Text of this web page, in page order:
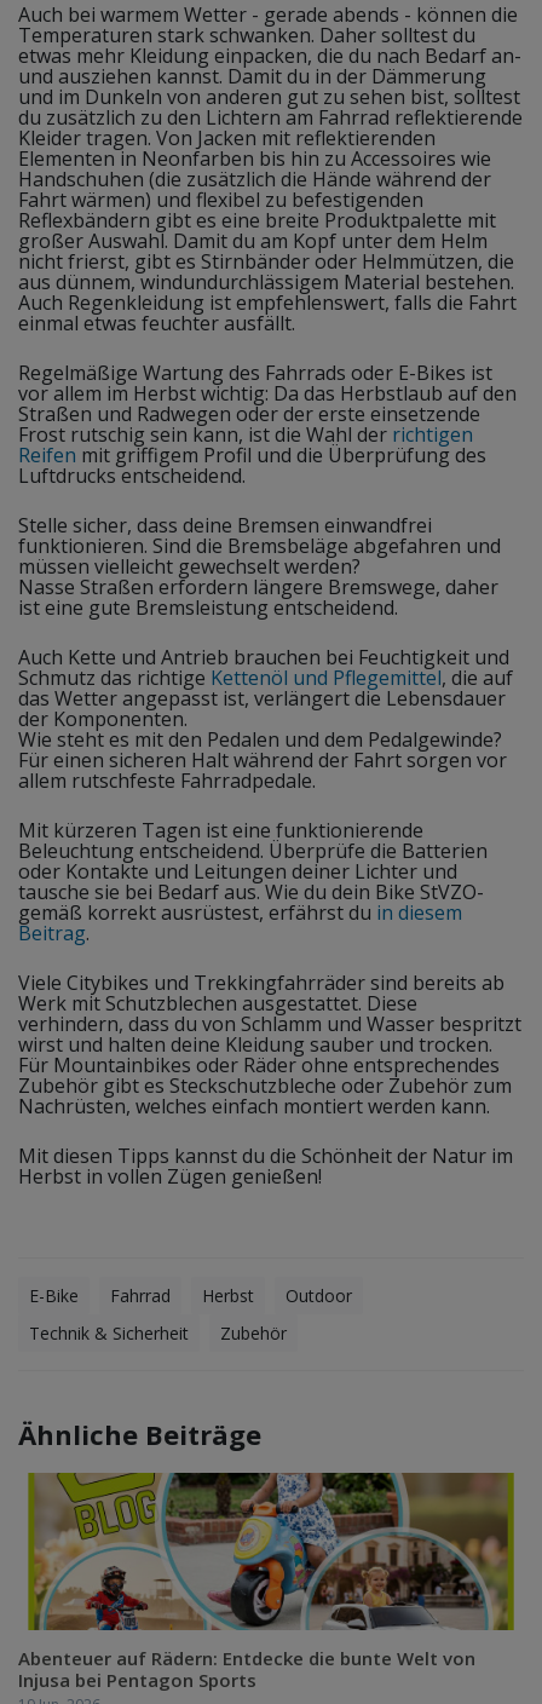
Auch bei warmem Wetter - gerade abends - können die
Temperaturen stark schwanken. Daher solltest du
etwas mehr Kleidung einpacken, die du nach Bedarf an-
und ausziehen kannst. Damit du in der Dämmerung
und im Dunkeln von anderen gut zu sehen bist, solltest
du zusätzlich zu den Lichtern am Fahrrad reflektierende
Kleider tragen. Von Jacken mit reflektierenden
Elementen in Neonfarben bis hin zu Accessoires wie
Handschuhen (die zusätzlich die Hände während der
Fahrt wärmen) und flexibel zu befestigenden
Reflexbändern gibt es eine breite Produktpalette mit
großer Auswahl. Damit du am Kopf unter dem Helm
nicht frierst, gibt es Stirnbänder oder Helmmützen, die
aus dünnem, windundurchlässigem Material bestehen.
Auch Regenkleidung ist empfehlenswert, falls die Fahrt
einmal etwas feuchter ausfällt.
Regelmäßige Wartung des Fahrrads oder E-Bikes ist
vor allem im Herbst wichtig: Da das Herbstlaub auf den
Straßen und Radwegen oder der erste einsetzende
Frost rutschig sein kann, ist die Wahl der richtigen
Reifen mit griffigem Profil und die Überprüfung des
Luftdrucks entscheidend.
Stelle sicher, dass deine Bremsen einwandfrei
funktionieren. Sind die Bremsbeläge abgefahren und
müssen vielleicht gewechselt werden?
Nasse Straßen erfordern längere Bremswege, daher
ist eine gute Bremsleistung entscheidend.
Auch Kette und Antrieb brauchen bei Feuchtigkeit und
Schmutz das richtige Kettenöl und Pflegemittel, die auf
das Wetter angepasst ist, verlängert die Lebensdauer
der Komponenten.
Wie steht es mit den Pedalen und dem Pedalgewinde?
Für einen sicheren Halt während der Fahrt sorgen vor
allem rutschfeste Fahrradpedale.
Mit kürzeren Tagen ist eine funktionierende
Beleuchtung entscheidend. Überprüfe die Batterien
oder Kontakte und Leitungen deiner Lichter und
tausche sie bei Bedarf aus. Wie du dein Bike StVZO-
gemäß korrekt ausrüstest, erfährst du in diesem
Beitrag.
Viele Citybikes und Trekkingfahrräder sind bereits ab
Werk mit Schutzblechen ausgestattet. Diese
verhindern, dass du von Schlamm und Wasser bespritzt
wirst und halten deine Kleidung sauber und trocken.
Für Mountainbikes oder Räder ohne entsprechendes
Zubehör gibt es Steckschutzbleche oder Zubehör zum
Nachrüsten, welches einfach montiert werden kann.
Mit diesen Tipps kannst du die Schönheit der Natur im
Herbst in vollen Zügen genießen!
E-Bike Fahrrad Herbst
Outdoor
Technik & Sicherheit
Zubehör
Ähnliche Beiträge
Abenteuer auf Rädern: Entdecke die bunte Welt von
Injusa bei Pentagon Sports